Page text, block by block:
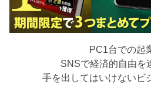
PC1台での起
SNSで経済的自由を
手を出してはいけないビ